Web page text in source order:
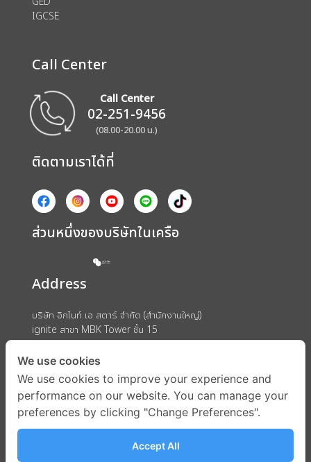
IGCSE
Call Center
Call Center
02-251-9456
(08.00-20.00 น.)
ติดตามเราได้ที่
ส่วนหนึ่งของบริษัทในเครือ
Address
บริษัท อิกไนท์ เอ สตาร์ จำกัด (สำนักงานใหญ่)
ignite สาขา MBK Tower ชั้น 15
ถนนพญาไท แขวงวังใหม่ เขตปทุมวัน กรุงเทพมหานคร 10330
We use cookies
We use cookies to improve your experience and
performance on our website. You can manage your
preferences by clicking "Change Preferences".
Accept All